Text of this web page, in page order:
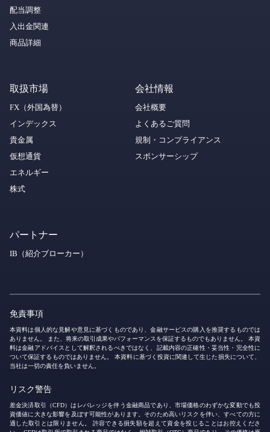
配当調整
入出金関連
商品詳細
取扱市場
FX（外国為替）
インデックス
貴金属
仮想通貨
エネルギー
株式
会社情報
会社概要
よくあるご質問
規制・コンプライアンス
スポンサーシップ
パートナー
IB（紹介ブローカー）
免責事項
本資料は個人的な見解や意見に基づくものであり、金融サービスの購入を推奨するものでは
ありません。 また、将来の取引成果やパフォーマンスを保証するものでもありません。 本資
料は金融アドバイスとして解釈されるべきではなく、記載内容の正確性・妥当性・完全性に
ついて保証するものではありません。 本資料に基づく投資に関連して生じた損失について、
当社は一切の責任を負いません。
リスク警告
差金決済取引（CFD）はレバレッジを伴う金融商品であり、市場価格のわずかな変動でも投
資価値に大きな影響を及ぼす可能性があります。そのため高いリスクを伴い、すべての方に
適した取引とは限りません。 許容できる損失額を超えて資金を投じることはお控えくださ